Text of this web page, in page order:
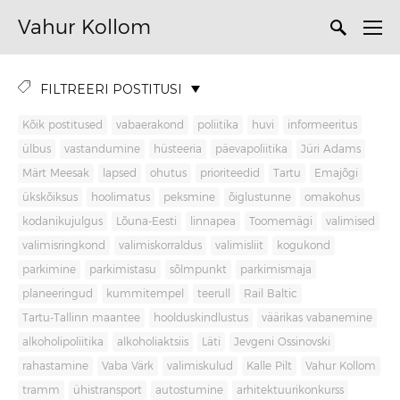
Vahur Kollom
FILTREERI POSTITUSI
Kõik postitused vabaerakond poliitika huvi informeeritus
ülbus vastandumine hüsteeria päevapoliitika Jüri Adams
Märt Meesak lapsed ohutus prioriteedid Tartu Emajõgi
ükskõiksus hoolimatus peksmine õiglustunne omakohus
kodanikujulgus Lõuna-Eesti linnapea Toomemägi valimised
valimisringkond valimiskorraldus valimisliit kogukond
parkimine parkimistasu sõlmpunkt parkimismaja
planeeringud kummitempel teerull Rail Baltic
Tartu-Tallinn maantee hoolduskindlustus väärikas vabanemine
alkoholipoliitika alkoholiaktsiis Läti Jevgeni Ossinovski
rahastamine Vaba Värk valimiskulud Kalle Pilt Vahur Kollom
tramm ühistransport autostumine arhitektuurikonkurss